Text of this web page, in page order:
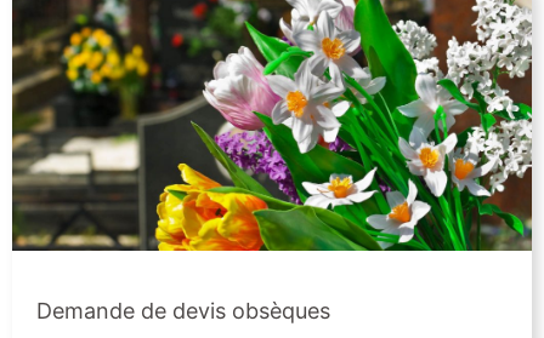
Demande de devis obsèques